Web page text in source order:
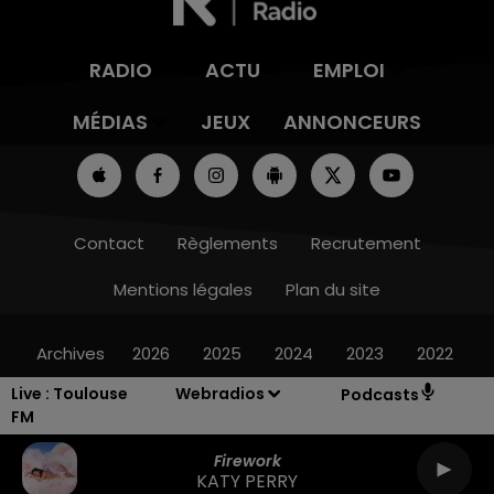
Live : Toulouse
FM
Webradios Podcasts
Firework
KATY PERRY
RADIO ACTU
EMPLOI
MÉDIAS
JEUX ANNONCEURS
Contact Règlements
Recrutement
Mentions légales
Plan du site
Archives 2026 2025 2024 2023 2022